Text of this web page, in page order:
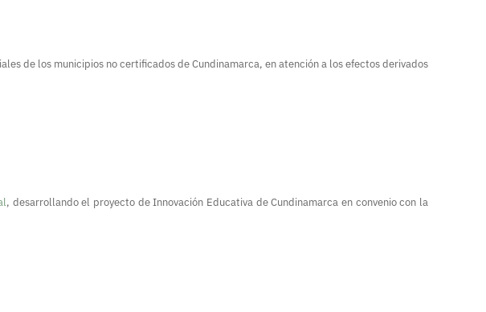
de los municipios no certificados de Cundinamarca, en atención a los efectos derivados
, desarrollando el proyecto de Innovación Educativa de Cundinamarca en convenio con la